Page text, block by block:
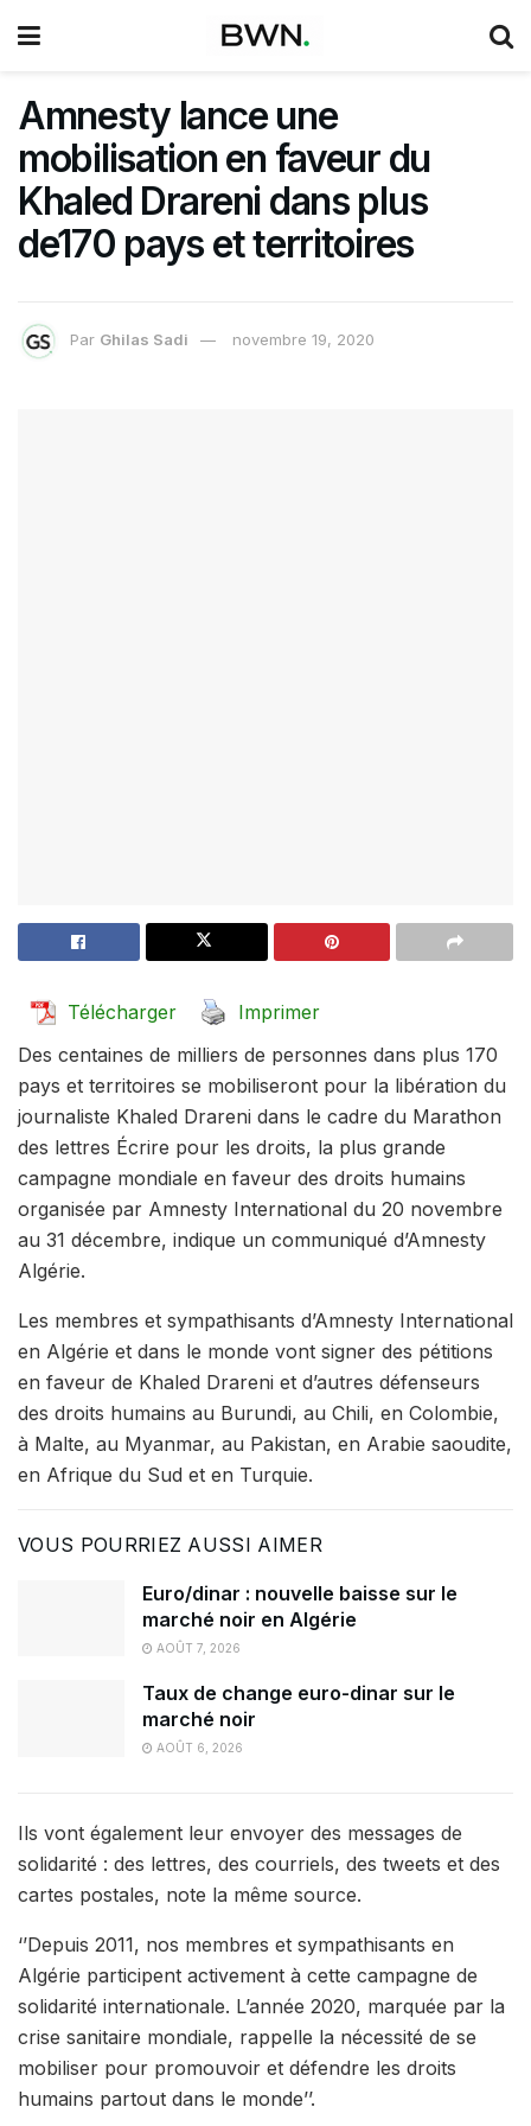
Amnesty lance une
mobilisation en faveur du
Khaled Drareni dans plus
de170 pays et territoires
Par Ghilas Sadi novembre 19, 2020
Télécharger
Imprimer
Des centaines de milliers de personnes dans plus 170
pays et territoires se mobiliseront pour la libération du
journaliste Khaled Drareni dans le cadre du Marathon
des lettres Écrire pour les droits, la plus grande
campagne mondiale en faveur des droits humains
organisée par Amnesty International du 20 novembre
au 31 décembre, indique un communiqué d’Amnesty
Algérie.
Les membres et sympathisants d’Amnesty International
en Algérie et dans le monde vont signer des pétitions
en faveur de Khaled Drareni et d’autres défenseurs
des droits humains au Burundi, au Chili, en Colombie,
à Malte, au Myanmar, au Pakistan, en Arabie saoudite,
en Afrique du Sud et en Turquie.
VOUS POURRIEZ AUSSI AIMER
Euro/dinar : nouvelle baisse sur le
marché noir en Algérie
AOÛT 7, 2026
Taux de change euro-dinar sur le
marché noir
AOÛT 6, 2026
Ils vont également leur envoyer des messages de
solidarité : des lettres, des courriels, des tweets et des
cartes postales, note la même source.
‘’Depuis 2011, nos membres et sympathisants en
Algérie participent activement à cette campagne de
solidarité internationale. L’année 2020, marquée par la
crise sanitaire mondiale, rappelle la nécessité de se
mobiliser pour promouvoir et défendre les droits
humains partout dans le monde’’.